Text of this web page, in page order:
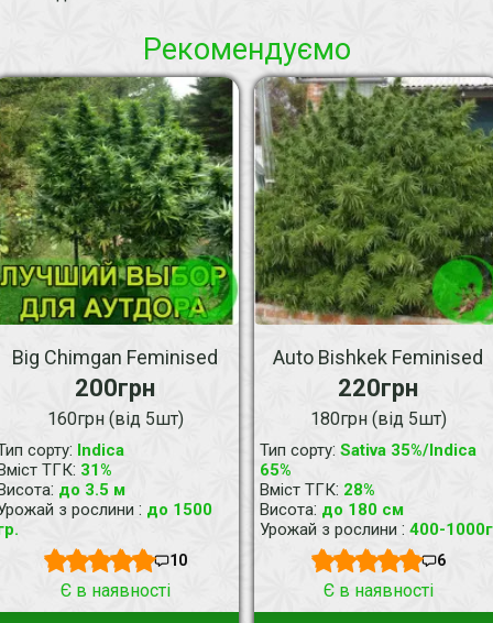
Рекомендуємо
Big Chimgan Feminised
200грн
160грн (від 5шт)
сорту: Indica
ТГК: 31%
: до 3.5 м
з рослини : до 1500
10
Є в наявності
Auto Bishkek Feminised
220грн
180грн (від 5шт)
Тип сорту: Sativa 35%/Indica
65%
Вміст ТГК: 28%
Висота: до 180 см
Урожай з рослини : 400-1000г
6
Є в наявності